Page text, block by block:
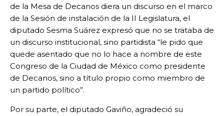
de la Mesa de Decanos diera un discurso en el marco
de la Sesión de instalación de la II Legislatura, el
diputado Sesma Suárez expresó que no se trataba de
un discurso institucional, sino partidista “le pido que
quede asentado que no lo hace a nombre de este
Congreso de la Ciudad de México como presidente
de Decanos, sino a título propio como miembro de
un partido político”.
Por su parte, el diputado Gaviño, agradeció su